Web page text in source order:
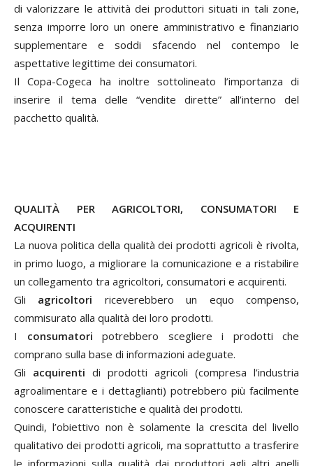
di valorizzare le attività dei produttori situati in tali zone,
senza imporre loro un onere amministrativo e finanziario
supplementare e soddi sfacendo nel contempo le
aspettative legittime dei consumatori.
Il Copa-Cogeca ha inoltre sottolineato l’importanza di
inserire il tema delle “vendite dirette” all’interno del
pacchetto qualità.
QUALITÀ PER AGRICOLTORI, CONSUMATORI E
ACQUIRENTI
La nuova politica della qualità dei prodotti agricoli è rivolta,
in primo luogo, a migliorare la comunicazione e a ristabilire
un collegamento tra agricoltori, consumatori e acquirenti.
Gli agricoltori riceverebbero un equo compenso,
commisurato alla qualità dei loro prodotti.
I consumatori potrebbero scegliere i prodotti che
comprano sulla base di informazioni adeguate.
Gli acquirenti di prodotti agricoli (compresa l’industria
agroalimentare e i dettaglianti) potrebbero più facilmente
conoscere caratteristiche e qualità dei prodotti.
Quindi, l’obiettivo non è solamente la crescita del livello
qualitativo dei prodotti agricoli, ma soprattutto a trasferire
le informazioni sulla qualità dai produttori agli altri anelli